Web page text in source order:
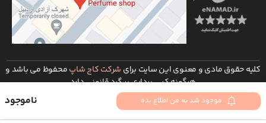
موجود شد به من اطلاع بده ناموجود
کلیه حقوق مادی و معنوی این سایت برای شرکت کاج شاپمحفوظ می باشد و
هرگونه کپی برداری پیگرد قانونی دارد
توسعه و طراحی :شرکت طراحی سایت ره وب